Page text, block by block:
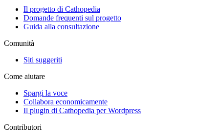
Il progetto di Cathopedia
Domande frequenti sul progetto
Guida alla consultazione
Comunità
Siti suggeriti
Come aiutare
Spargi la voce
Collabora economicamente
Il plugin di Cathopedia per Wordpress
Contributori